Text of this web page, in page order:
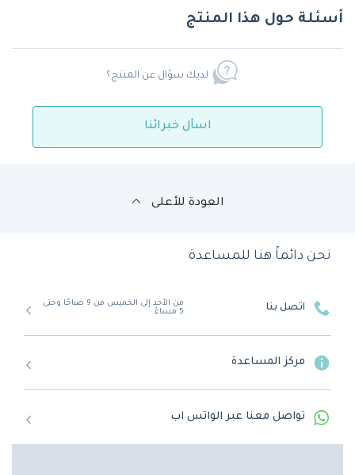
أسئلة حول هذا المنتج
لديك سؤال عن المنتج؟
اسأل خبرائنا
العودة للأعلى
نحن دائماً هنا للمساعدة
اتصل بنا
من الأحد إلى الخميس من 9 صباحًا وحتى
5 مساءً
مركز المساعدة
تواصل معنا عبر الواتس اب